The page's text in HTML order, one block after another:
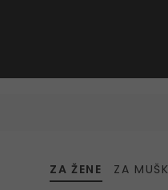
ZA ŽENE ZA